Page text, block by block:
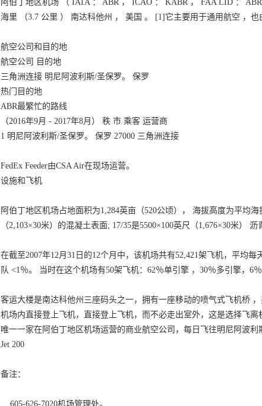
阿伯丁地区机场 （ IATA ： ABR ， ICAO ： KABR ， FAA LID ：
海里 （3.7 公里 ） 南达科他州 ， 美国 。 [1]它主要用于通用航空 ，也
航空公司和目的地
航空公司 目的地
三角洲连接 明尼阿波利斯/圣保罗。 保罗
热门目的地
ABR最繁忙的路线
（2016年9月 - 2017年8月） 秩 市 乘客 运营商
1 明尼阿波利斯/圣保罗。 保罗 27000 三角洲连接
FedEx Feeder由CSA Air在现场运营。
设施和飞机
阿伯丁地区机场占地面积为1,284英亩（520公顷）， 海拔高度为平均
（2,103×30米）的混凝土表面; 17/35是5500×100英尺（1,676×30米） 沥
在截至2007年12月31日的12个月中，该机场共有52,421架飞机，平均
队 <1％。 当时在这个机场有50架飞机：62％单引擎 ，30％多引擎，6
客运大楼是南达科他州三座码头之一，拥有一座移动的喷气式飞机桥
机场内直接登上飞机，直接登上飞机，而不必走出室外，这是选择飞
唯一一家在阿伯丁地区机场运营的商业航空公司，每日飞往明尼阿波
Jet 200
备注：
605-626-7020机场管理处。